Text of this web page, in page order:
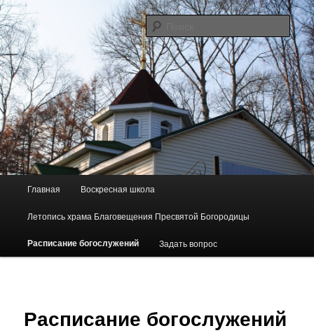
Перейти
к
основному
содержимому
"Родник"
Сайт прихода в честь Благовещения Пресвятой Богородицы пос.
Майского
о
Главная Воскресная школа
Летопись храма Благовещения Пресвятой Богородицы
Расписание богослужений Задать вопрос
Расписание богослужений